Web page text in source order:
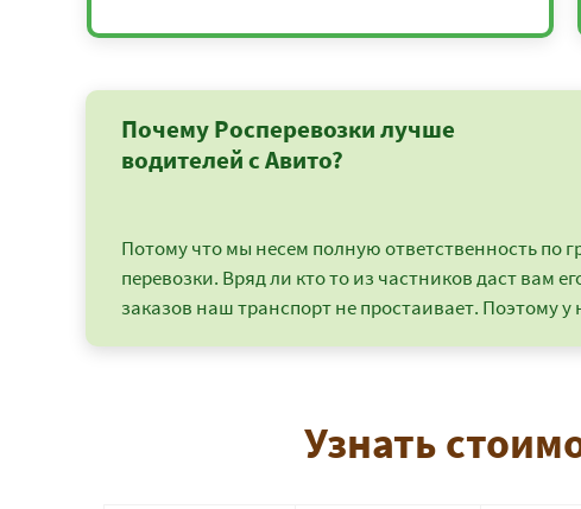
Почему Росперевозки лучше
водителей с Авито?
Потому что мы несем полную ответственность по
перевозки. Вряд ли кто то из частников даст вам
заказов наш транспорт не простаивает. Поэтому у
Узнать